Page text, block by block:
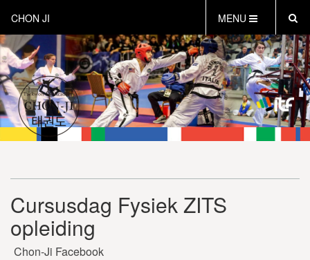
CHON JI MENU
HOME
OVER CHON-JI
TRAINEN HOE EN WAT
CHON-JI KIDS
OVER TAEKWON-DO
PROEFLES AANVRAGEN
VEILIG SPORTEN
INSTRUCTEURS EN COACHES
Cursusdag Fysiek ZITS
opleiding
Chon-Ji Facebook